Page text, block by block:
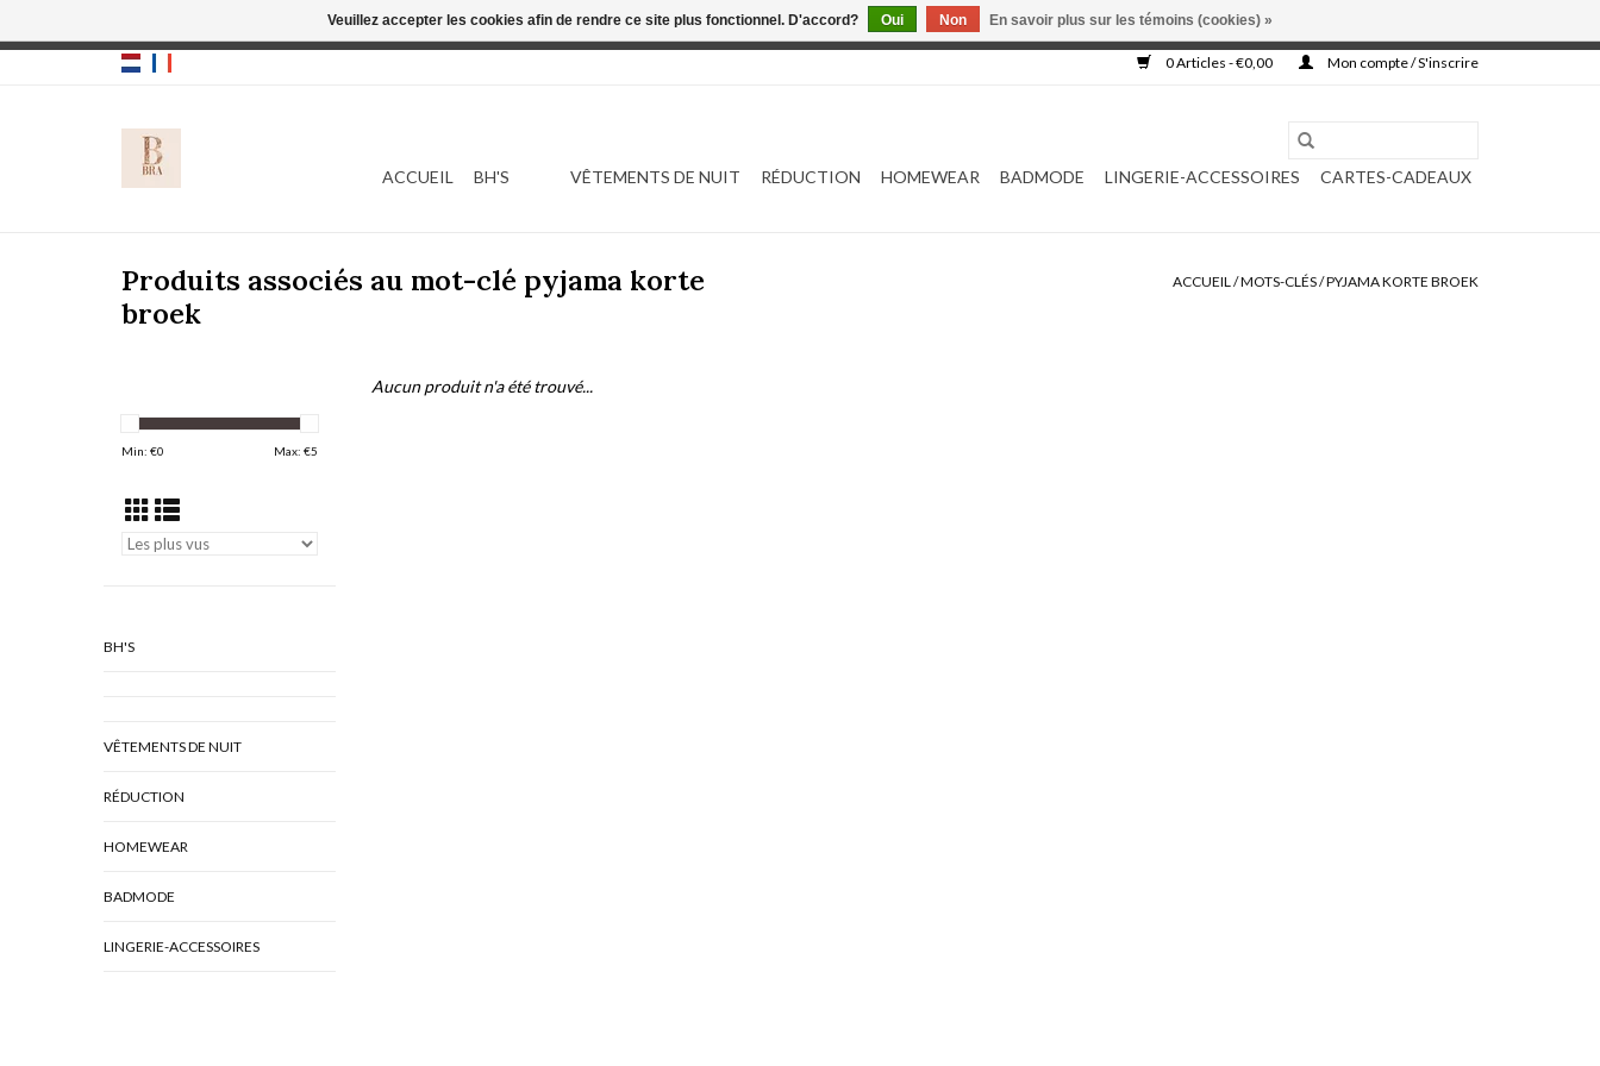
0 Articles - €0,00 Mon compte / S'inscrire
ACCUEIL BH'S VÊTEMENTS DE NUIT RÉDUCTION HOMEWEAR BADMODE LINGERIE-ACCESSOIRES CARTES-CADEAUX
Produits associés au mot-clé pyjama korte
broek
ACCUEIL/MOTS-CLÉS/PYJAMA KORTE BROEK
Min: €0 Max: €5
BH'S
VÊTEMENTS DE NUIT
RÉDUCTION
HOMEWEAR
BADMODE
LINGERIE-ACCESSOIRES
Aucun produit n'a été trouvé...
Veuillez accepter les cookies afin de rendre ce site plus fonctionnel. D'accord? Oui Non En savoir plus sur les témoins (cookies) »
Cette boutique est en construction. Toute commande passée ne sera ni traitée, ni complétée.